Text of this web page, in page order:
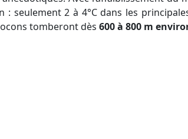
seulement 2 à 4°C dans les
tomberont dès 600 à 800 m